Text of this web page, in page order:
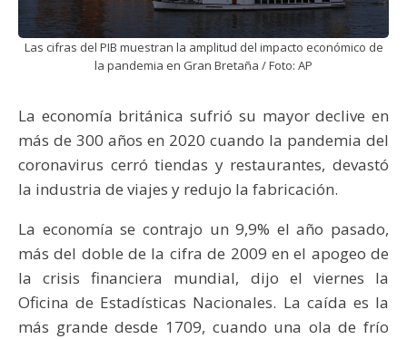
Las cifras del PIB muestran la amplitud del impacto económico de
la pandemia en Gran Bretaña / Foto: AP
La economía británica sufrió su mayor declive en
más de 300 años en 2020 cuando la pandemia del
coronavirus cerró tiendas y restaurantes, devastó
la industria de viajes y redujo la fabricación.
La economía se contrajo un 9,9% el año pasado,
más del doble de la cifra de 2009 en el apogeo de
la crisis financiera mundial, dijo el viernes la
Oficina de Estadísticas Nacionales. La caída es la
más grande desde 1709, cuando una ola de frío